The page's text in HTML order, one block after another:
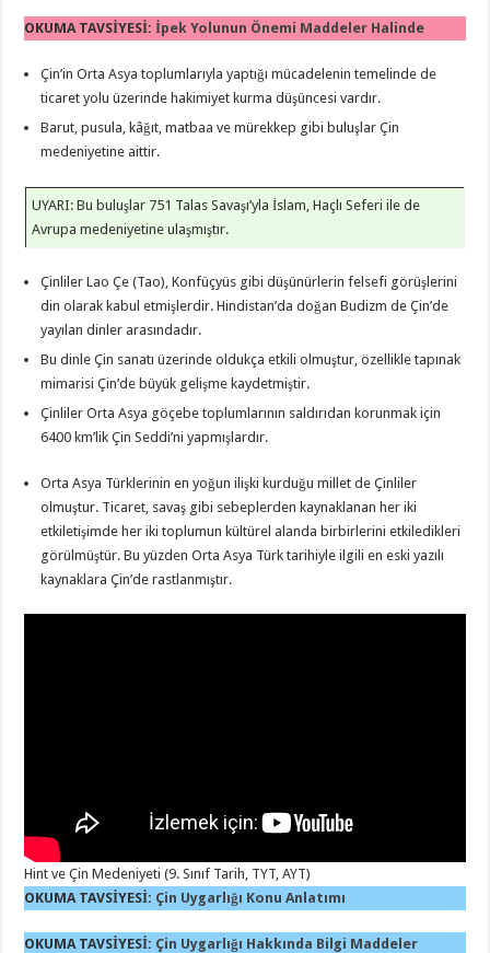
OKUMA TAVSİYESİ:İpek Yolunun Önemi Maddeler Halinde
Çin’in Orta Asya toplumlarıyla yaptığı mücadelenin temelinde de
ticaret yolu üzerinde hakimiyet kurma düşüncesi vardır.
Barut, pusula, kâğıt, matbaa ve mürekkep gibi buluşlar Çin
medeniyetine aittir.
UYARI: Bu buluşlar 751 Talas Savaşı’yla İslam, Haçlı Seferi ile de
Avrupa medeniyetine ulaşmıştır.
Çinliler Lao Çe (Tao), Konfüçyüs gibi düşünürlerin felsefi görüşlerini
din olarak kabul etmişlerdir. Hindistan’da doğan Budizm de Çin’de
yayılan dinler arasındadır.
Bu dinle Çin sanatı üzerinde oldukça etkili olmuştur, özellikle tapınak
mimarisi Çin’de büyük gelişme kaydetmiştir.
Çinliler Orta Asya göçebe toplumlarının saldırıdan korunmak için
6400 km’lik Çin Seddi’ni yapmışlardır.
Orta Asya Türklerinin en yoğun ilişki kurduğu millet de Çinliler
olmuştur. Ticaret, savaş gibi sebeplerden kaynaklanan her iki
etkiletişimde her iki toplumun kültürel alanda birbirlerini etkiledikleri
görülmüştür. Bu yüzden Orta Asya Türk tarihiyle ilgili en eski yazılı
kaynaklara Çin’de rastlanmıştır.
Hint ve Çin Medeniyeti (9. Sınıf Tarih, TYT, AYT)
OKUMA TAVSİYESİ: Çin Uygarlığı Konu Anlatımı
OKUMA TAVSİYESİ: Çin Uygarlığı Hakkında Bilgi Maddeler